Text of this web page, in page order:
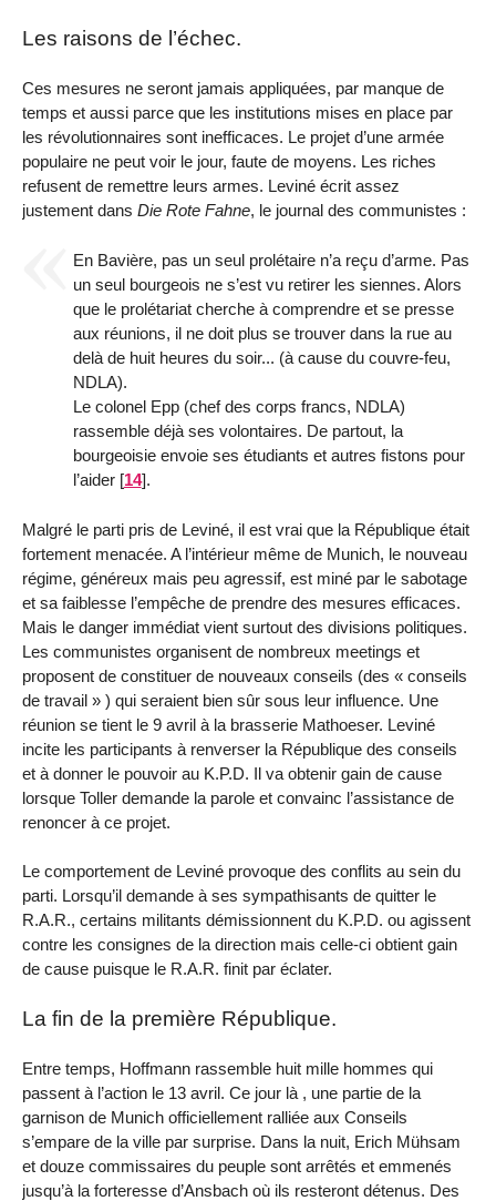
Les raisons de l’échec.
Ces mesures ne seront jamais appliquées, par manque de
temps et aussi parce que les institutions mises en place par
les révolutionnaires sont inefficaces. Le projet d’une armée
populaire ne peut voir le jour, faute de moyens. Les riches
refusent de remettre leurs armes. Leviné écrit assez
justement dans Die Rote Fahne, le journal des communistes :
En Bavière, pas un seul prolétaire n’a reçu d’arme. Pas
un seul bourgeois ne s’est vu retirer les siennes. Alors
que le prolétariat cherche à comprendre et se presse
aux réunions, il ne doit plus se trouver dans la rue au
delà de huit heures du soir... (à cause du couvre-feu,
NDLA).
Le colonel Epp (chef des corps francs, NDLA)
rassemble déjà ses volontaires. De partout, la
bourgeoisie envoie ses étudiants et autres fistons pour
l’aider[14].
Malgré le parti pris de Leviné, il est vrai que la République était
fortement menacée. A l’intérieur même de Munich, le nouveau
régime, généreux mais peu agressif, est miné par le sabotage
et sa faiblesse l’empêche de prendre des mesures efficaces.
Mais le danger immédiat vient surtout des divisions politiques.
Les communistes organisent de nombreux meetings et
proposent de constituer de nouveaux conseils (des « conseils
de travail » ) qui seraient bien sûr sous leur influence. Une
réunion se tient le 9 avril à la brasserie Mathoeser. Leviné
incite les participants à renverser la République des conseils
et à donner le pouvoir au K.P.D. Il va obtenir gain de cause
lorsque Toller demande la parole et convainc l’assistance de
renoncer à ce projet.
Le comportement de Leviné provoque des conflits au sein du
parti. Lorsqu’il demande à ses sympathisants de quitter le
R.A.R., certains militants démissionnent du K.P.D. ou agissent
contre les consignes de la direction mais celle-ci obtient gain
de cause puisque le R.A.R. finit par éclater.
La fin de la première République.
Entre temps, Hoffmann rassemble huit mille hommes qui
passent à l’action le 13 avril. Ce jour là , une partie de la
garnison de Munich officiellement ralliée aux Conseils
s’empare de la ville par surprise. Dans la nuit, Erich Mühsam
et douze commissaires du peuple sont arrêtés et emmenés
jusqu’à la forteresse d’Ansbach où ils resteront détenus. Des